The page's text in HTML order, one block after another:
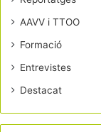
AAVV i TTOO
Formació
Entrevistes
Destacat